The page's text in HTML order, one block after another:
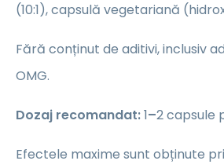
(10:1), capsulă vegetariană
Fără conținut de aditivi, inclusiv
OMG.
Dozaj recomandat:1–2 capsule
Efectele maxime sunt obținute